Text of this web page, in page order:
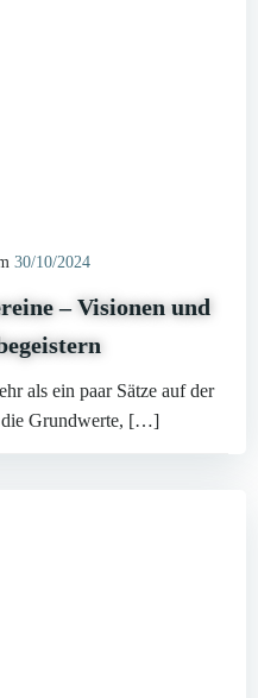
30/10/2024
– Visionen und
als ein paar Sätze auf der
die Grundwerte, […]